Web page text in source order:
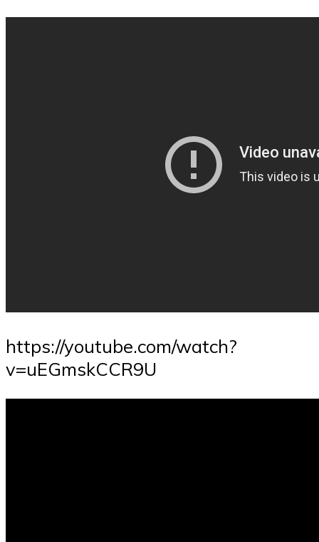
https://youtube.com/watch?
v=uEGmskCCR9U